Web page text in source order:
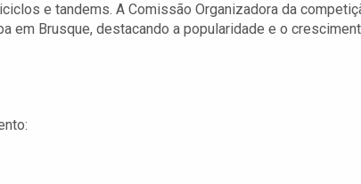
e tandems. A Comissão Organizadora da
em Brusque, destacando a popularidade e o